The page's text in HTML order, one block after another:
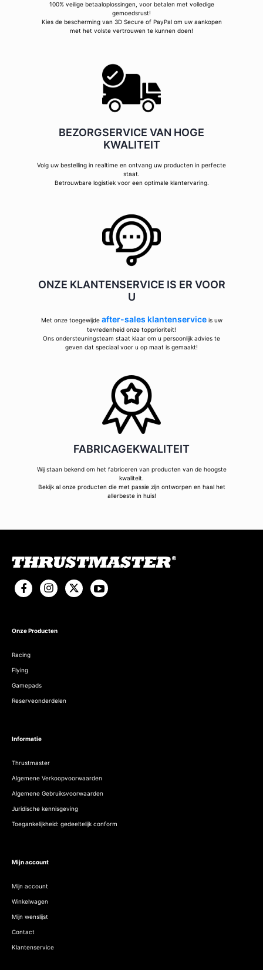
100% veilige betaaloplossingen, voor betalen met volledige
gemoedsrust!
Kies de bescherming van 3D Secure of PayPal om uw aankopen
met het volste vertrouwen te kunnen doen!
BEZORGSERVICE VAN HOGE
KWALITEIT
Volg uw bestelling in realtime en ontvang uw producten in perfecte
staat.
Betrouwbare logistiek voor een optimale klantervaring.
ONZE KLANTENSERVICE IS ER VOOR
U
Met onze toegewijde after-sales klantenserviceis uw
tevredenheid onze topprioriteit!
Ons ondersteuningsteam staat klaar om u persoonlijk advies te
geven dat speciaal voor u op maat is gemaakt!
FABRICAGEKWALITEIT
Wij staan bekend om het fabriceren van producten van de hoogste
kwaliteit.
Bekijk al onze producten die met passie zijn ontworpen en haal het
allerbeste in huis!
Onze Producten
Racing
Flying
Gamepads
Reserveonderdelen
Informatie
Thrustmaster
Algemene Verkoopvoorwaarden
Algemene Gebruiksvoorwaarden
Juridische kennisgeving
Toegankelijkheid: gedeeltelijk conform
Mijn account
Mijn account
Winkelwagen
Mijn wenslijst
Contact
Klantenservice